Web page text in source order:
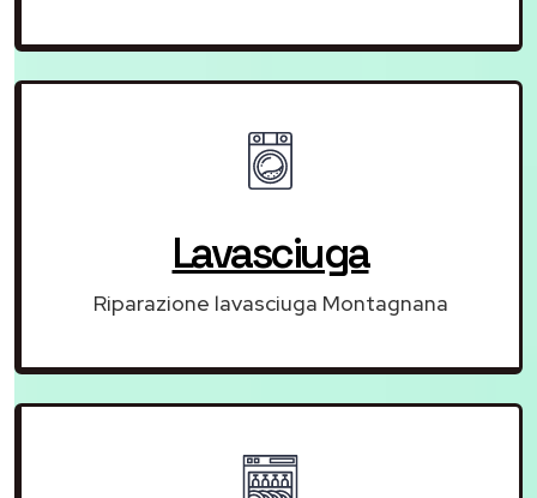
Lavasciuga
Riparazione lavasciuga Montagnana